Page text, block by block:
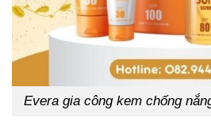
Evera gia công kem chống